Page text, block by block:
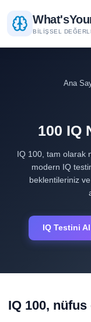
What's
BILIŞSEL
Ana
100 IQ
IQ 100, tam olarak
modern IQ
beklentileriniz
IQ Testini Al
IQ 100, nüfus